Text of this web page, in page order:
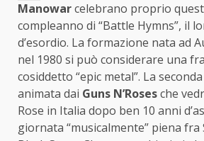
Manowarcelebrano proprio
compleanno di “Battle Hymns”, il
d’esordio. La formazione nata ad
nel 1980 si può considerare una
cosiddetto “epic metal”. La
animata dai Guns N’Rosesche
Rose in Italia dopo ben 10 anni
giornata “musicalmente” piena fra